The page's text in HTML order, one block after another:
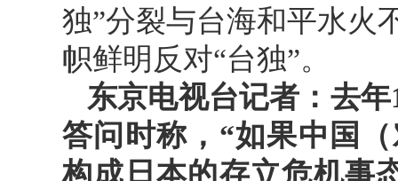
独”分裂与台海和平水火
帜鲜明反对“台独”。
东京电视台记者：去
答问时称，“如果中国
构成日本的存立危机事